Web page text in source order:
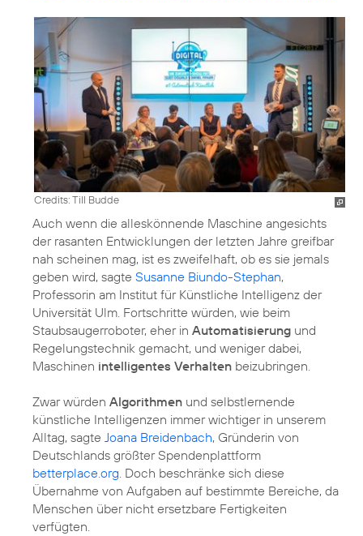
Credits: Till Budde
Auch wenn die alleskönnende Maschine angesichts
der rasanten Entwicklungen der letzten Jahre greifbar
nah scheinen mag, ist es zweifelhaft, ob es sie jemals
geben wird, sagte Susanne Biundo-Stephan,
Professorin am Institut für Künstliche Intelligenz der
Universität Ulm. Fortschritte würden, wie beim
Staubsaugerroboter, eher in Automatisierung und
Regelungstechnik gemacht, und weniger dabei,
Maschinen intelligentes Verhalten beizubringen.
Zwar würden Algorithmen und selbstlernende
künstliche Intelligenzen immer wichtiger in unserem
Alltag, sagte Joana Breidenbach, Gründerin von
Deutschlands größter Spendenplattform
betterplace.org. Doch beschränke sich diese
Übernahme von Aufgaben auf bestimmte Bereiche, da
Menschen über nicht ersetzbare Fertigkeiten
verfügten.